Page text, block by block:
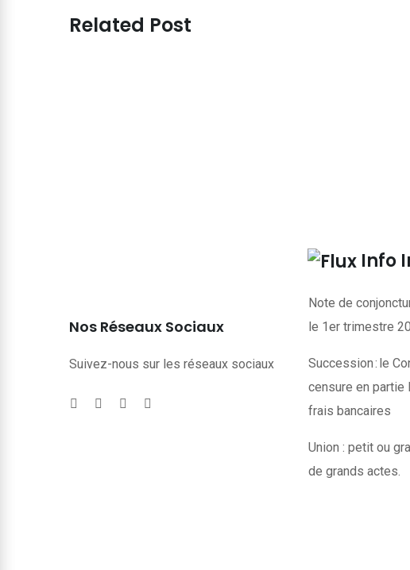
Related Post
Nos Réseaux Sociaux
Suivez-nous sur les réseaux sociaux
Info
Note de
le 1er trimestre
Succession : le
censure en partie
frais bancaires
Union : petit ou
de grands actes.